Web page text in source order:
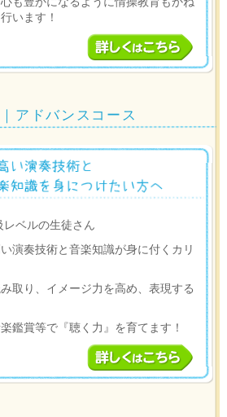
います！
アドバンスコース
レベルの生徒さん
演奏技術と音楽知識が身に付くカリ
取り、イメージ力を高め、表現する
鑑賞等で『聴く力』を育てます！